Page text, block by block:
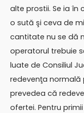
alte prostii. Se ia în
o sută şi ceva de
cantitate nu se dă
operatorul trebuie
luate de Consiliul
redevenţa normală
prevedea că
ofertei. Pentru